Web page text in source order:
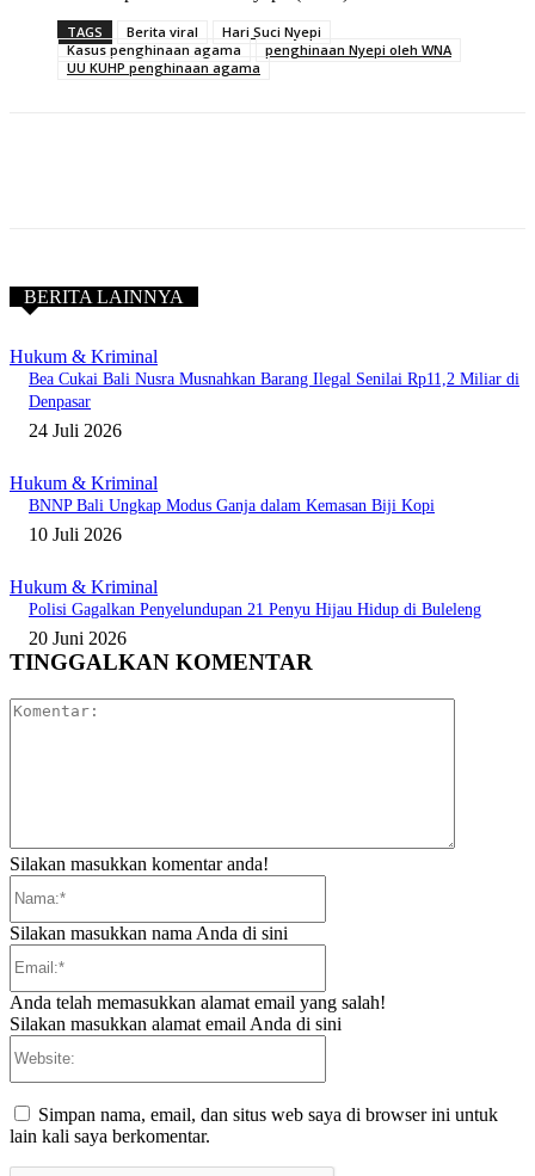
TAGS Berita viral
Hari Suci Nyepi
Kasus penghinaan agama
penghinaan Nyepi oleh WNA
UU KUHP penghinaan agama
BERITA LAINNYA
Hukum & Kriminal
Bea Cukai Bali Nusra Musnahkan Barang Ilegal Senilai Rp11,2 Miliar di
Denpasar
24 Juli 2026
Hukum & Kriminal
BNNP Bali Ungkap Modus Ganja dalam Kemasan Biji Kopi
10 Juli 2026
Hukum & Kriminal
Polisi Gagalkan Penyelundupan 21 Penyu Hijau Hidup di Buleleng
20 Juni 2026
TINGGALKAN KOMENTAR
Silakan masukkan komentar anda!
Silakan masukkan nama Anda di sini
Anda telah memasukkan alamat email yang salah!
Silakan masukkan alamat email Anda di sini
Simpan nama, email, dan situs web saya di browser ini untuk
lain kali saya berkomentar.